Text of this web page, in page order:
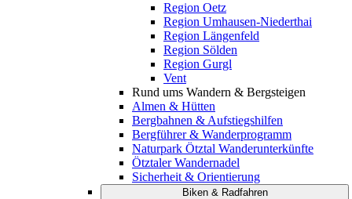
Region Oetz
Region Umhausen-Niederthai
Region Längenfeld
Region Sölden
Region Gurgl
Vent
Rund ums Wandern & Bergsteigen
Almen & Hütten
Bergbahnen & Aufstiegshilfen
Bergführer & Wanderprogramm
Naturpark Ötztal Wanderunterkünfte
Ötztaler Wandernadel
Sicherheit & Orientierung
Biken & Radfahren